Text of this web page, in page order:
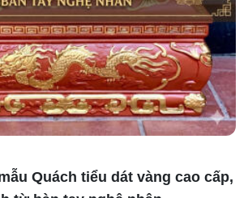
Quách tiểu dát vàng cao cấp,